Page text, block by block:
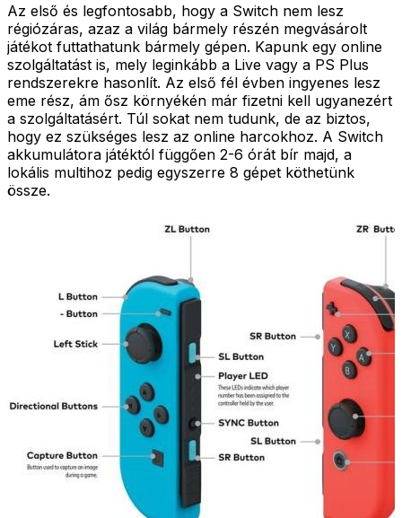
Az első és legfontosabb, hogy a Switch nem lesz
régiózáras, azaz a világ bármely részén megvásárolt
játékot futtathatunk bármely gépen. Kapunk egy online
szolgáltatást is, mely leginkább a Live vagy a PS Plus
rendszerekre hasonlít. Az első fél évben ingyenes lesz
eme rész, ám ősz környékén már fizetni kell ugyanezért
a szolgáltatásért. Túl sokat nem tudunk, de az biztos,
hogy ez szükséges lesz az online harcokhoz. A Switch
akkumulátora játéktól függően 2-6 órát bír majd, a
lokális multihoz pedig egyszerre 8 gépet köthetünk
össze.